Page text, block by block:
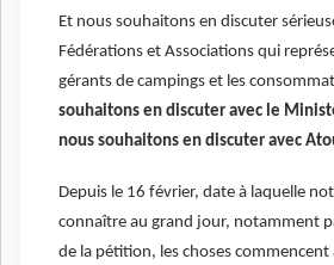
Et nous souhaitons en discuter
Fédérations et Associations qui
gérants de campings et les
souhaitons en discuter avec le
nous souhaitons en discuter avec
Depuis le 16 février, date à laquelle
connaître au grand jour, notamment
de la pétition, les choses commencent